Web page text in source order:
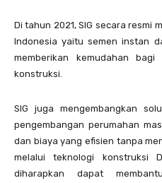
Di tahun 2021, SIG secara resmi
Indonesia yaitu semen instan
memberikan kemudahan
konstruksi.
SIG juga mengembangkan
pengembangan perumahan
dan biaya yang efisien tanpa
melalui teknologi konstruksi
diharapkan dapat